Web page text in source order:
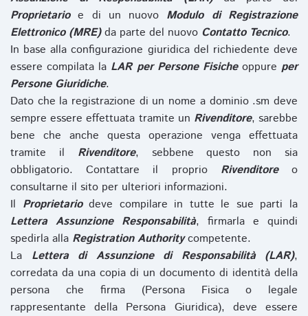
Proprietarioe di un nuovo Modulo di Registrazione
Elettronico (MRE)da parte del nuovo Contatto Tecnico.
In base alla configurazione giuridica del richiedente deve
essere compilata la LAR per Persone Fisicheoppure per
Persone Giuridiche.
Dato che la registrazione di un nome a dominio .sm deve
sempre essere effettuata tramite un Rivenditore, sarebbe
bene che anche questa operazione venga effettuata
tramite il Rivenditore, sebbene questo non sia
obbligatorio. Contattare il proprio Rivenditoreo
consultarne il sito per ulteriori informazioni.
Il Proprietariodeve compilare in tutte le sue parti la
Lettera Assunzione Responsabilità, firmarla e quindi
spedirla alla Registration Authoritycompetente.
La Lettera di Assunzione di Responsabilità (LAR),
corredata da una copia di un documento di identità della
persona che firma (Persona Fisica o legale
rappresentante della Persona Giuridica), deve essere